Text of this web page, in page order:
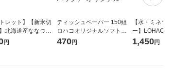
トレット】【新米切
北海道産ななつぼ
5kg 1袋 令和7年産
神糧 オリジナル
円
ティッシュペーパー 150組
ロハコオリジナルソフトパ
ックティッシュ フィオナ オ
470円
【水・ミネラ
ー】LOHACO
1箱（20本入
（イチオシ）
1,450円